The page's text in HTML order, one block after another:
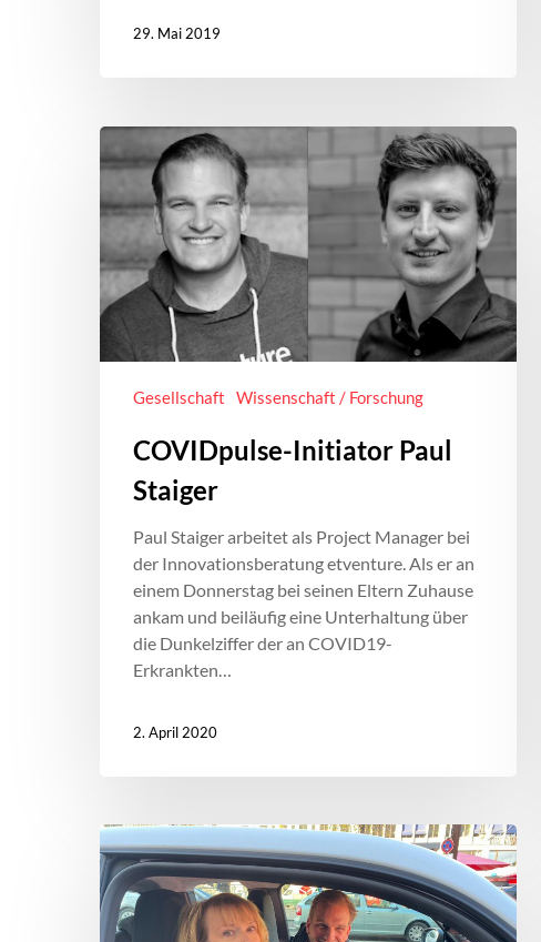
29. Mai 2019
Gesellschaft Wissenschaft / Forschung
COVIDpulse-Initiator Paul
Staiger
Paul Staiger arbeitet als Project Manager bei
der Innovationsberatung etventure. Als er an
einem Donnerstag bei seinen Eltern Zuhause
ankam und beiläufig eine Unterhaltung über
die Dunkelziffer der an COVID19-
Erkrankten…
2. April 2020